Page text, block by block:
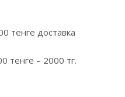
тенге доставка
тенге – 2000 тг.